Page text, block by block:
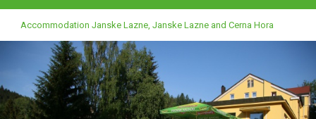
Accommodation Janske Lazne, Janske Lazne and Cerna Hora